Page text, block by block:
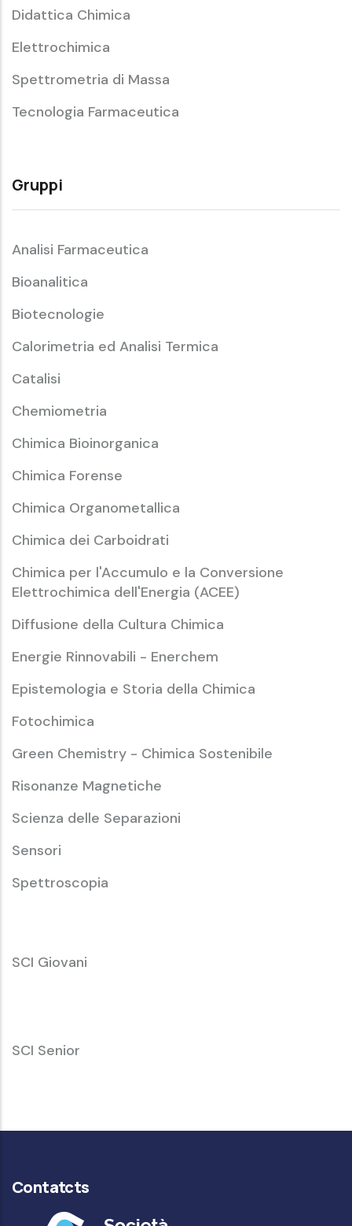
Didattica Chimica
Elettrochimica
Spettrometria di Massa
Tecnologia Farmaceutica
Gruppi
Analisi Farmaceutica
Bioanalitica
Biotecnologie
Calorimetria ed Analisi Termica
Catalisi
Chemiometria
Chimica Bioinorganica
Chimica Forense
Chimica Organometallica
Chimica dei Carboidrati
Chimica per l'Accumulo e la Conversione
Elettrochimica dell'Energia (ACEE)
Diffusione della Cultura Chimica
Energie Rinnovabili - Enerchem
Epistemologia e Storia della Chimica
Fotochimica
Green Chemistry - Chimica Sostenibile
Risonanze Magnetiche
Scienza delle Separazioni
Sensori
Spettroscopia
SCI
Giovani
SCI Giovani
SCI
Senior
SCI Senior
Contatcts